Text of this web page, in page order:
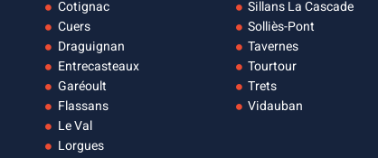
Cotignac
Cuers
Draguignan
Entrecasteaux
Garéoult
Flassans
Le Val
Lorgues
Sillans La Cascade
Solliès-Pont
Tavernes
Tourtour
Trets
Vidauban